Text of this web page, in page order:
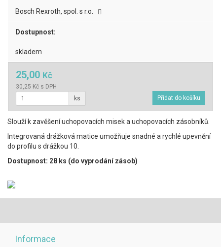
Bosch Rexroth, spol. s r.o.
Dostupnost:
skladem
25,00 Kč
30,25 Kč s DPH
ks
Slouží k zavěšení uchopovacích misek a uchopovacích zásobníků.
Integrovaná drážková matice umožňuje snadné a rychlé upevnění
do profilu s drážkou 10.
Dostupnost: 28 ks (do vyprodání zásob)
Informace